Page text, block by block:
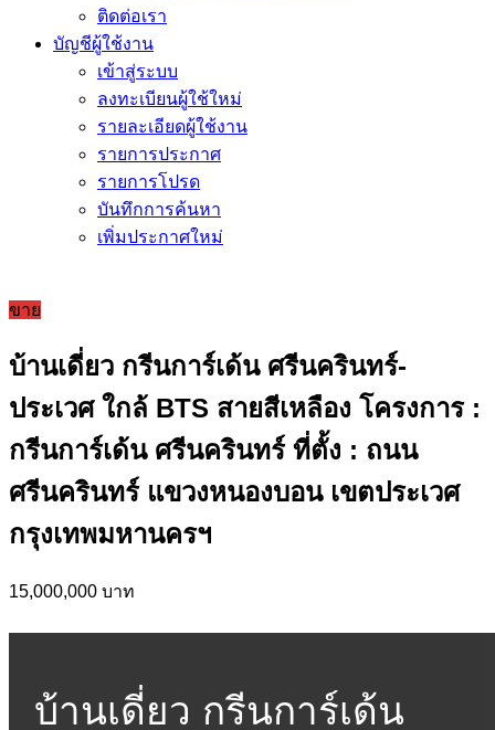
ติดต่อเรา
บัญชีผู้ใช้งาน
เข้าสู่ระบบ
ลงทะเบียนผู้ใช้ใหม่
รายละเอียดผู้ใช้งาน
รายการประกาศ
รายการโปรด
บันทึกการค้นหา
เพิ่มประกาศใหม่
ขาย
บ้านเดี่ยว กรีนการ์เด้น ศรีนครินทร์-
ประเวศ ใกล้ BTS สายสีเหลือง โครงการ :
กรีนการ์เด้น ศรีนครินทร์ ที่ตั้ง : ถนน
ศรีนครินทร์ แขวงหนองบอน เขตประเวศ
กรุงเทพมหานครฯ
15,000,000 บาท
บ้านเดี่ยว กรีนการ์เด้น